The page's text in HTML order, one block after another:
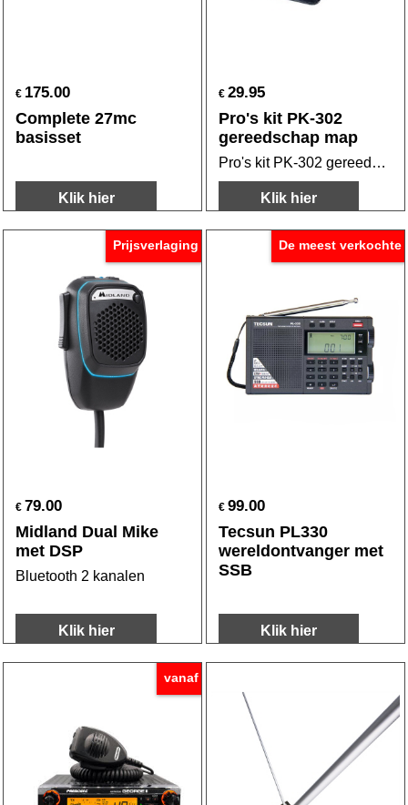
€ 175.00
Complete 27mc
basisset
Klik hier
€ 29.95
Pro's kit PK-302
gereedschap map
Pro's kit PK-302 gereedschap map
Klik hier
Prijsverlaging
€ 79.00
Midland Dual Mike
met DSP
Bluetooth 2 kanalen
Klik hier
De meest verkochte
€ 99.00
Tecsun PL330
wereldontvanger met
SSB
Klik hier
vanaf